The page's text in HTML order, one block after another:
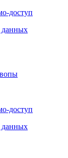
доступ
данных
доступ
данных